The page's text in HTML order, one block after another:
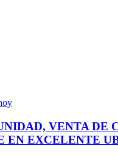
VENTA DE
EN EXCELENTE